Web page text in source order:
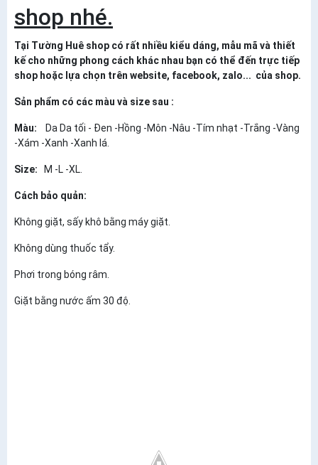
shop nhé.
Tại Tường Huê shop có rất nhiều kiểu dáng, mẫu mã và thiết
kế cho những phong cách khác nhau bạn có thể đến trực tiếp
shop hoặc lựa chọn trên website, facebook, zalo... của shop.
Sản phẩm có các màu và size sau :
Màu: Da Da tối - Đen -Hồng -Môn -Nâu -Tím nhạt -Trắng -Vàng
-Xám -Xanh -Xanh lá.
Size: M -L -XL.
Cách bảo quản:
Không giặt, sấy khô bằng máy giặt.
Không dùng thuốc tẩy.
Phơi trong bóng râm.
Giặt bằng nước ấm 30 độ.